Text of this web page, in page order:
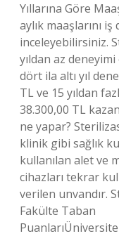
Yıllarına Göre
aylık maaşlarını
inceleyebilirsiniz.
yıldan az
dört ila altı yıl
TL ve 15 yıldan
38.300,00 TL
ne yapar?
klinik gibi sağlık
kullanılan alet ve
cihazları tekrar
verilen unvandır.
Fakülte Taban